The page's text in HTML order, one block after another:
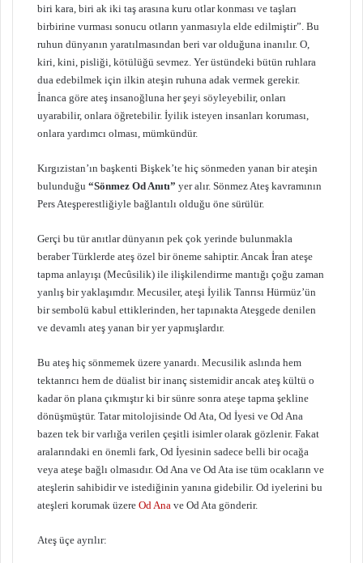
biri kara, biri ak iki taş arasına kuru otlar konması ve taşları
birbirine vurması sonucu otların yanmasıyla elde edilmiştir”. Bu
ruhun dünyanın yaratılmasından beri var olduğuna inanılır. O,
kiri, kini, pisliği, kötülüğü sevmez. Yer üstündeki bütün ruhlara
dua edebilmek için ilkin ateşin ruhuna adak vermek gerekir.
İnanca göre ateş insanoğluna her şeyi söyleyebilir, onları
uyarabilir, onlara öğretebilir. İyilik isteyen insanları koruması,
onlara yardımcı olması, mümkündür.
Kırgızistan’ın başkenti Bişkek’te hiç sönmeden yanan bir ateşin
bulunduğu “Sönmez Od Anıtı” yer alır. Sönmez Ateş kavramının
Pers Ateşperestliğiyle bağlantılı olduğu öne sürülür.
Gerçi bu tür anıtlar dünyanın pek çok yerinde bulunmakla
beraber Türklerde ateş özel bir öneme sahiptir. Ancak İran ateşe
tapma anlayışı (Mecûsilik) ile ilişkilendirme mantığı çoğu zaman
yanlış bir yaklaşımdır. Mecusiler, ateşi İyilik Tanrısı Hürmüz’ün
bir sembolü kabul ettiklerinden, her tapınakta Ateşgede denilen
ve devamlı ateş yanan bir yer yapmışlardır.
Bu ateş hiç sönmemek üzere yanardı. Mecusilik aslında hem
tektanrıcı hem de düalist bir inanç sistemidir ancak ateş kültü o
kadar ön plana çıkmıştır ki bir sünre sonra ateşe tapma şekline
dönüşmüştür. Tatar mitolojisinde Od Ata, Od İyesi ve Od Ana
bazen tek bir varlığa verilen çeşitli isimler olarak gözlenir. Fakat
aralarındaki en önemli fark, Od İyesinin sadece belli bir ocağa
veya ateşe bağlı olmasıdır. Od Ana ve Od Ata ise tüm ocakların ve
ateşlerin sahibidir ve istediğinin yanına gidebilir. Od iyelerini bu
ateşleri korumak üzere Od Ana ve Od Ata gönderir.
Ateş üçe ayrılır: